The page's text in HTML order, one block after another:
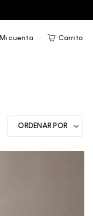
Mi cuenta Carrito
ORDENAR POR